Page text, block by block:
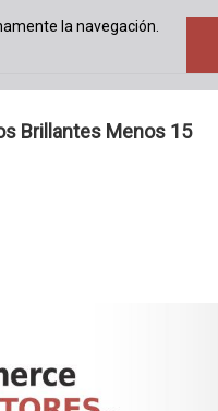
la navegación.
Brillantes Menos 15